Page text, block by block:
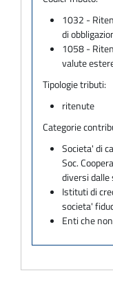
1032 -
di
1058 -
valute
Tipologie tributi:
ritenute
Categorie
Societa' di
Soc.
diversi dalle
Istituti di
societa'
Enti che